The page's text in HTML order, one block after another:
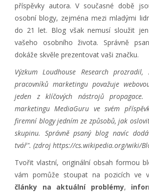
příspěvky autora. V současné době
osobní blogy, zejména mezi mladými
do 21 let. Blog však nemusí sloužit
vašeho osobního života. Správně
dokáže skvěle prezentovat vaši značku.
Výzkum Loudhouse Research
pracovníků marketingu považuje
jeden z klíčových nástrojů
marketingu MediaGuru ve svém
firemní blogy jedním ze způsobů, jak
skupinu. Správně psaný blog navíc
tvář". (zdroj https://cs.wikipedia.org/wiki/
Tvořit vlastní, originální obsah formou
vám pomůže stoupat na pozicích ve
články na aktuální problémy,